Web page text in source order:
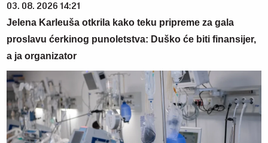
03. 08. 2026 14:21
Jelena Karleuša otkrila kako teku pripreme za gala
proslavu ćerkinog punoletstva: Duško će biti finansijer,
a ja organizator